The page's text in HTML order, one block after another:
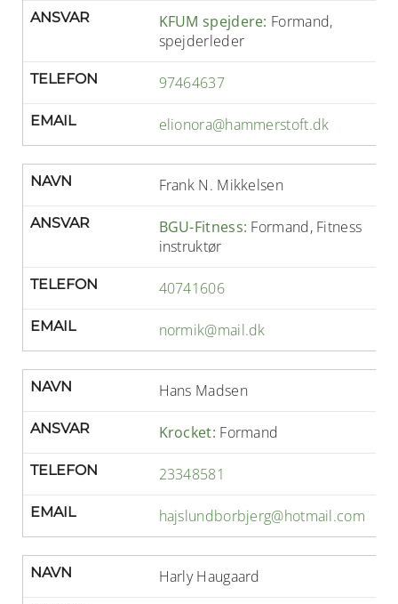
ANSVAR KFUM spejdere: Formand,
spejderleder
TELEFON 97464637
EMAIL elionora@hammerstoft.dk
NAVN Frank N. Mikkelsen
ANSVAR BGU-Fitness: Formand, Fitness
instruktør
TELEFON 40741606
EMAIL normik@mail.dk
NAVN Hans Madsen
ANSVAR Krocket: Formand
TELEFON 23348581
EMAIL hajslundborbjerg@hotmail.com
NAVN Harly Haugaard